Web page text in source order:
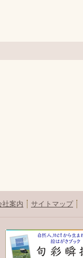
社案内 サイトマップ